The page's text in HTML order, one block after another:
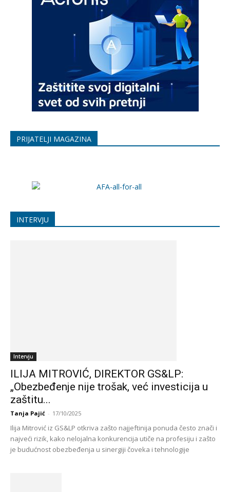
PRIJATELJI MAGAZINA
INTERVJU
Intervju
ILIJA MITROVIĆ, DIREKTOR GS&LP:
„Obezbeđenje nije trošak, već investicija u
zaštitu...
Tanja Pajić - 17/10/2025
Ilija Mitrović iz GS&LP otkriva zašto najjeftinija ponuda često znači i
najveći rizik, kako nelojalna konkurencija utiče na profesiju i zašto
je budućnost obezbeđenja u sinergiji čoveka i tehnologije